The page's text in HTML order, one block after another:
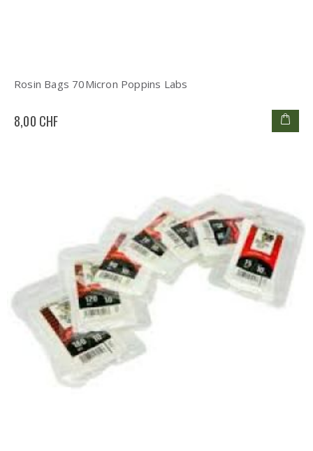
Rosin Bags 70Micron Poppins Labs
8,00 CHF